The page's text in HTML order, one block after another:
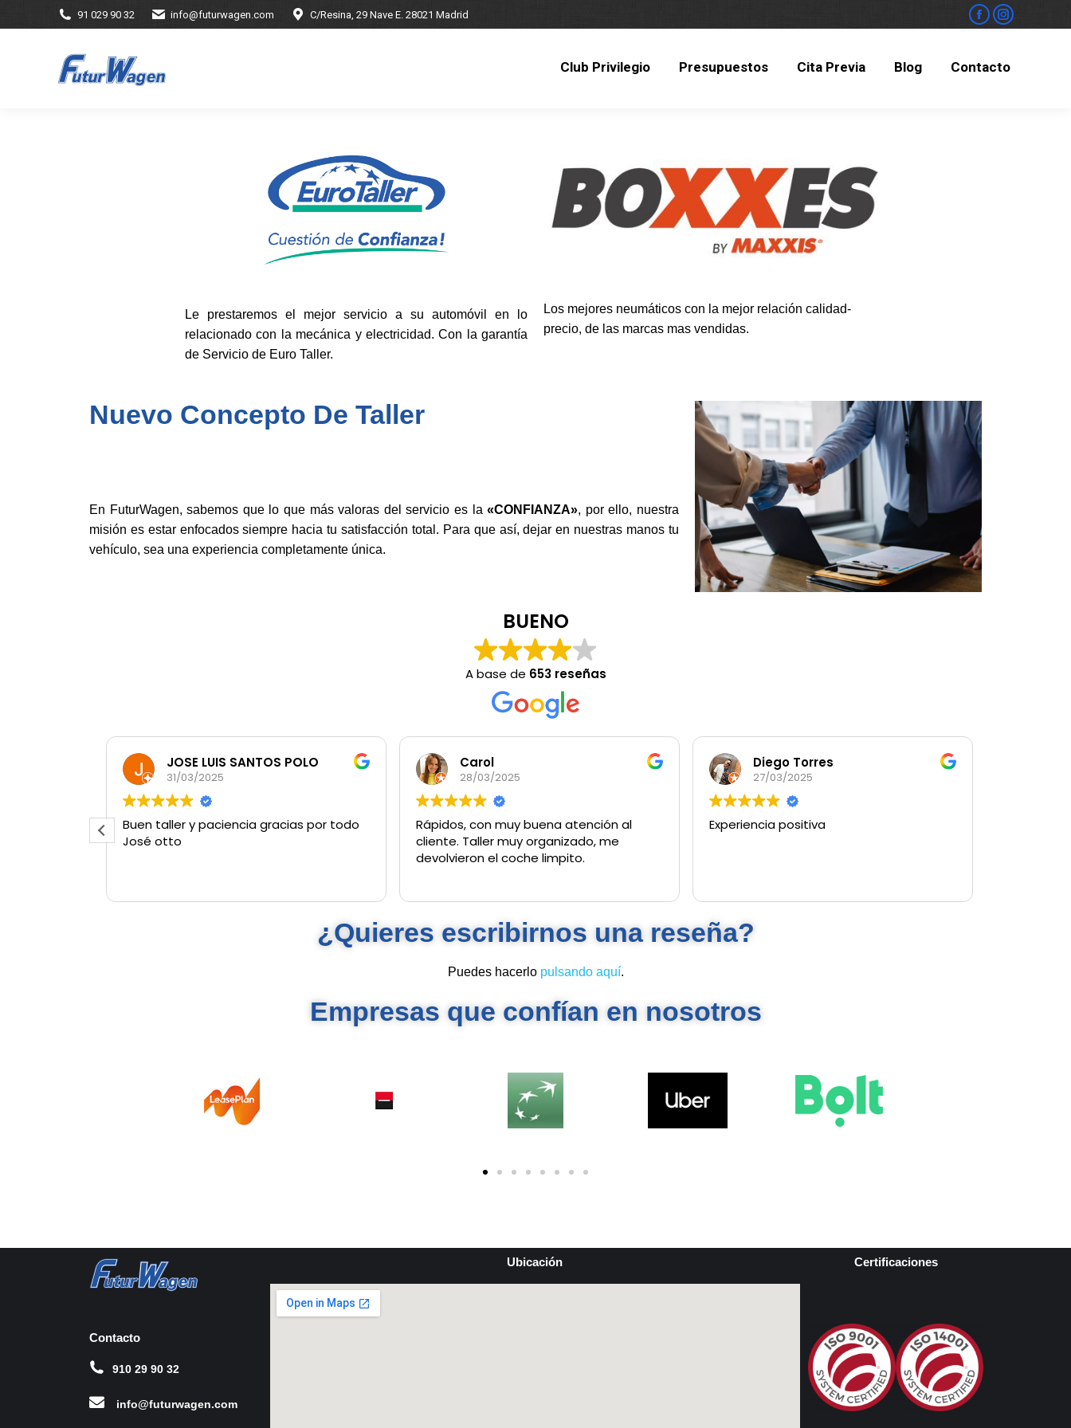
91 029 90 32 info@futurwagen.com C/Resina, 29 Nave E. 28021 Madrid
Club Privilegio Presupuestos Cita Previa Blog Contacto
Le prestaremos el mejor servicio a su automóvil en lo
relacionado con la mecánica y electricidad. Con la garantía
de Servicio de Euro Taller.
Los mejores neumáticos con la mejor relación calidad-
precio, de las marcas mas vendidas.
Nuevo Concepto De Taller
En FuturWagen, sabemos que lo que más valoras del servicio es la«CONFIANZA», por ello, nuestra
misión es estar enfocados siempre hacia tu satisfacción total. Para que así, dejar en nuestras manos tu
vehículo, sea una experiencia completamente única.
BUENO
A base de 653 reseñas
JOSE LUIS SANTOS POLO
31/03/2025
Buen taller y paciencia gracias por todo
José otto
Carol
28/03/2025
Rápidos, con muy buena atención al
cliente. Taller muy organizado, me
devolvieron el coche limpito.
Diego Torres
27/03/2025
Experiencia positiva
¿Quieres escribirnos una reseña?
Puedes hacerlo pulsando aquí.
Empresas que confían en nosotros
Contacto
910 29 90 32
info@futurwagen.com
Ubicación Certificaciones
Contacto